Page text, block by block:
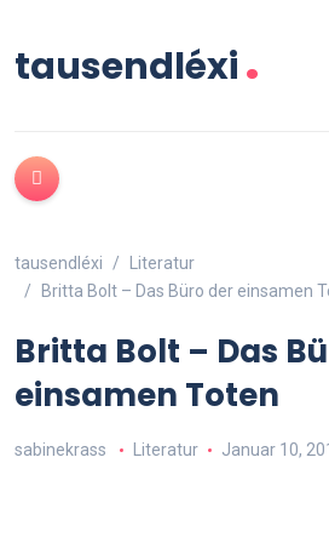
tausendléxi.
tausendléxi
Literatur
Britta Bolt – Das Büro der einsamen
Britta Bolt – Das
einsamen Toten
sabinekrass Literatur Januar 10,